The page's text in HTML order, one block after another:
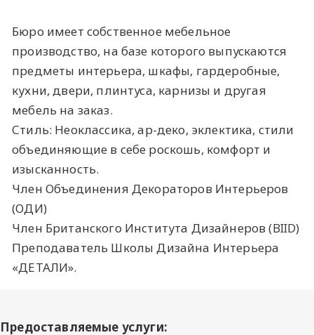
Бюро имеет собственное мебельное
производство, на базе которого выпускаются
предметы интерьера, шкафы, гардеробные,
кухни, двери, плинтуса, карнизы и другая
мебель на заказ.
Стиль: Неоклассика, ар-деко, эклектика, стили
объединяющие в себе роскошь, комфорт и
изысканность.
Член Объединения Декораторов Интерьеров
(ОДИ)
Член Британского Института Дизайнеров (BIID)
Преподаватель Школы Дизайна Интерьера
«ДЕТАЛИ».
Предоставляемые услуги: